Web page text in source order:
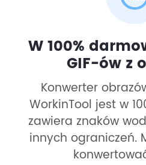
W 100%
GIF-ów z
Konwerter
WorkinTool jest w
zawiera znaków
innych ograniczeń.